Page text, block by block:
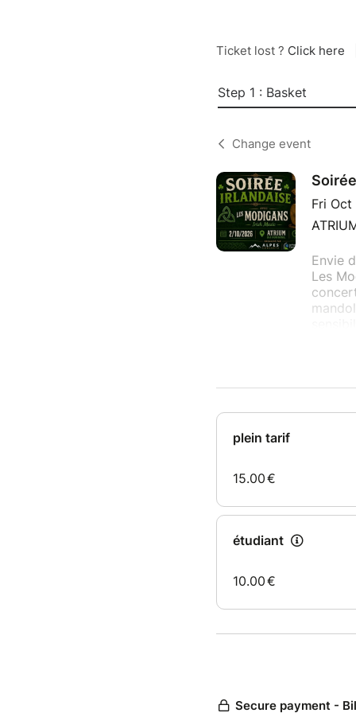
Ticket lost ? Click here
Step 1 : Basket
Change event
Fri
Envie
Les
Entre
????
plein tarif
15.00€
étudiant
10.00€
Secure payment -